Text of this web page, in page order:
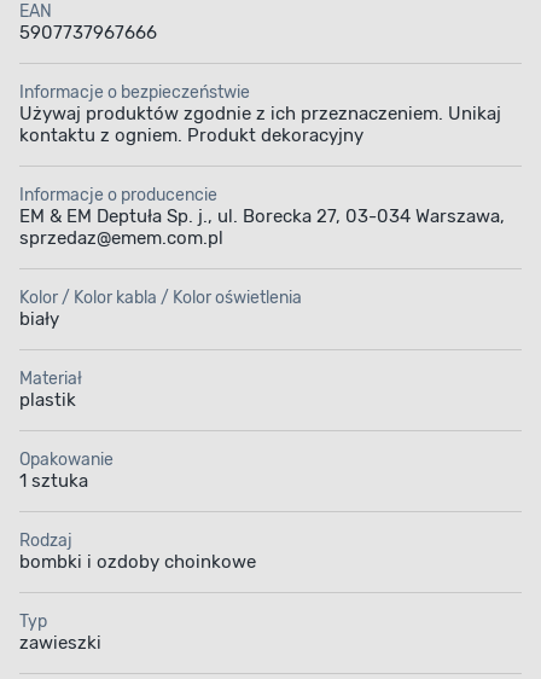
EAN
5907737967666
Informacje o bezpieczeństwie
Używaj produktów zgodnie z ich przeznaczeniem. Unikaj
kontaktu z ogniem. Produkt dekoracyjny
Informacje o producencie
EM & EM Deptuła Sp. j., ul. Borecka 27, 03-034 Warszawa,
sprzedaz@emem.com.pl
Kolor / Kolor kabla / Kolor oświetlenia
biały
Materiał
plastik
Opakowanie
1 sztuka
Rodzaj
bombki i ozdoby choinkowe
Typ
zawieszki